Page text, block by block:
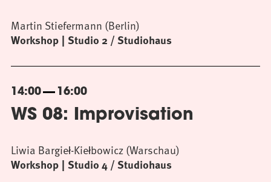
Workshop Studio 2 / Studiohaus
Martin Stiefermann (Berlin)
14:00 16:00
WS 08: Improvisation
Workshop Studio 4 / Studiohaus
Liwia Bargieł-Kiełbowicz (Warschau)